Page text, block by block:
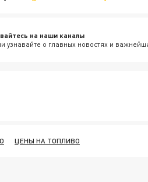
на наши каналы
узнавайте о главных новостях и
ЦЕНЫ НА ТОПЛИВО